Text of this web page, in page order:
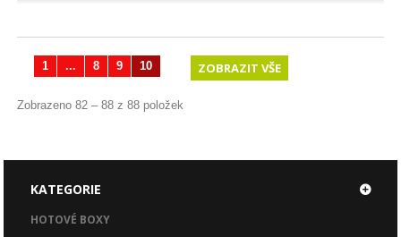
ZOBRAZIT VŠE
1 ... 8 9 10
Zobrazeno 82 – 88 z 88 položek
KATEGORIE
HOTOVÉ BOXY